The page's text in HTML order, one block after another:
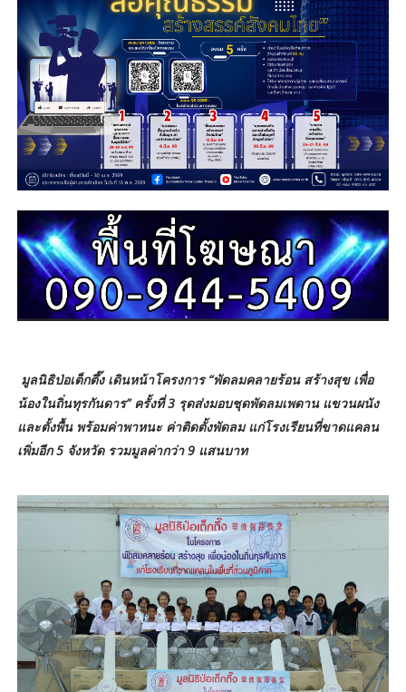
มูลนิธิป่อเต็กตึ๊ง เดินหน้าโครงการ “พัดลมคลายร้อน สร้างสุข เพื่อ
น้องในถิ่นทุรกันดาร” ครั้งที่ 3 รุดส่งมอบชุดพัดลมเพดาน แขวนผนัง
และตั้งพื้น พร้อมค่าพาหนะ ค่าติดตั้งพัดลม แก่โรงเรียนที่ขาดแคลน
เพิ่มอีก 5 จังหวัด รวมมูลค่ากว่า 9 แสนบาท